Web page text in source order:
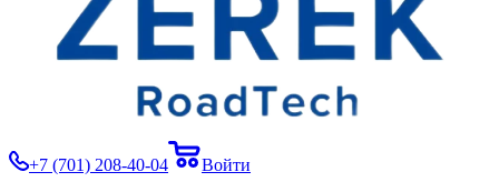
+7 (701) 208-40-04
Войти